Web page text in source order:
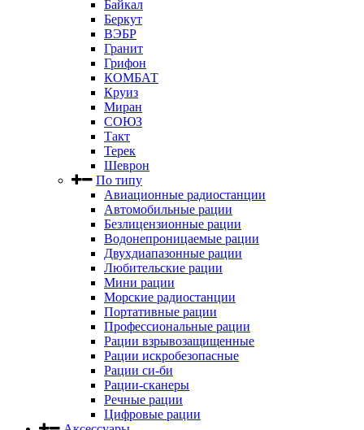
Байкал
Беркут
ВЭБР
Гранит
Грифон
КОМБАТ
Круиз
Миран
СОЮЗ
Такт
Терек
Шеврон
По типу
Авиационные радиостанции
Автомобильные рации
Безлицензионные рации
Водонепроницаемые рации
Двухдиапазонные рации
Любительские рации
Мини рации
Морские радиостанции
Портативные рации
Профессиональные рации
Рации взрывозащищенные
Рации искробезопасные
Рации си-би
Рации-сканеры
Речные рации
Цифровые рации